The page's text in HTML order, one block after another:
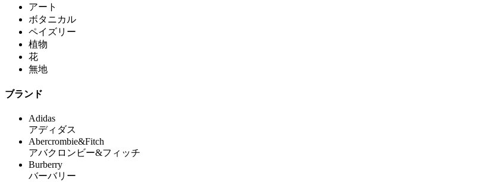
アート
ボタニカル
ペイズリー
植物
花
無地
ブランド
Adidas
アディダス
Abercrombie&Fitch
アバクロンビー&フィッチ
Burberry
バーバリー